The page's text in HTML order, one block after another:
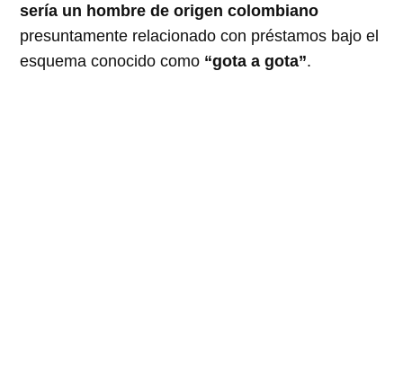
sería un hombre de origen colombiano
presuntamente relacionado con préstamos bajo el
esquema conocido como “gota a gota”.